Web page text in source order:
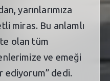
yarınlarımıza
miras. Bu anlamlı
olan tüm
ve emeği
ediyorum” dedi.